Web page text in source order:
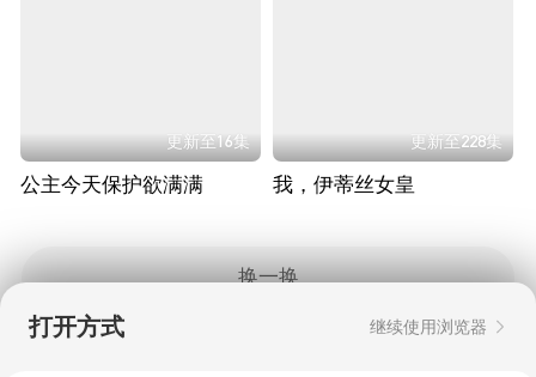
更新至16集
公主今天保护欲满满
更新至228集
我，伊蒂丝女皇
换一换
打开方式 继续使用浏览器